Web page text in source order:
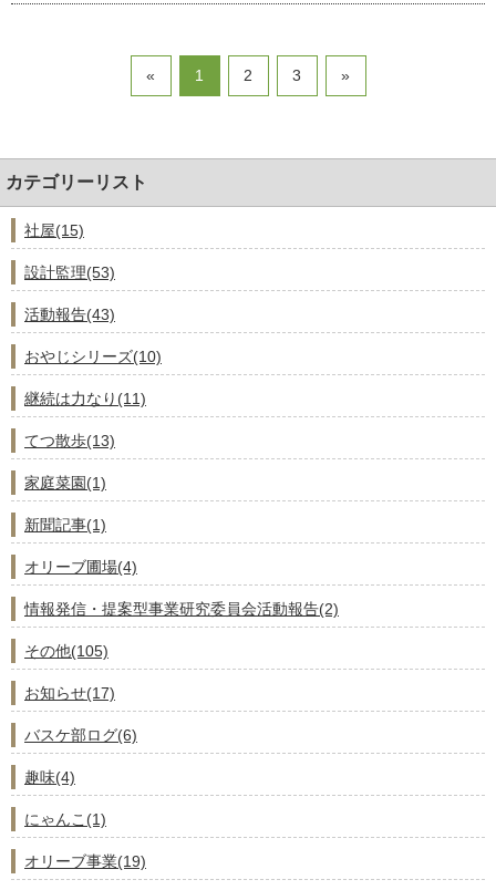
« 1 2 3 »
カテゴリーリスト
社屋(15)
設計監理(53)
活動報告(43)
おやじシリーズ(10)
継続は力なり(11)
てつ散歩(13)
家庭菜園(1)
新聞記事(1)
オリーブ圃場(4)
情報発信・提案型事業研究委員会活動報告(2)
その他(105)
お知らせ(17)
バスケ部ログ(6)
趣味(4)
にゃんこ(1)
オリーブ事業(19)